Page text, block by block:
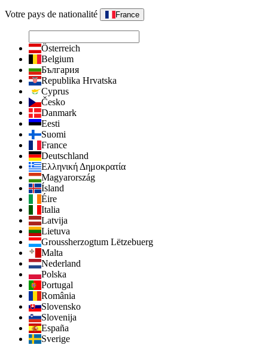
Votre pays de nationalité
France
Österreich
Belgium
България
Republika Hrvatska
Cyprus
Česko
Danmark
Eesti
Suomi
France
Deutschland
Ελληνική Δημοκρατία
Magyarország
Ísland
Éire
Italia
Latvija
Lietuva
Groussherzogtum Lëtzebuerg
Malta
Nederland
Polska
Portugal
România
Slovensko
Slovenija
España
Sverige